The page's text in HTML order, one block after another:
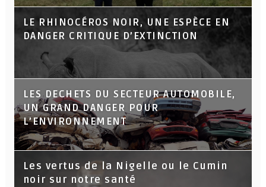
LE RHINOCÉROS NOIR, UNE ESPÈCE EN
DANGER CRITIQUE D’EXTINCTION
LES DECHETS DU SECTEUR AUTOMOBILE,
UN GRAND DANGER POUR
L’ENVIRONNEMENT
Les vertus de la Nigelle ou le Cumin
noir sur notre santé